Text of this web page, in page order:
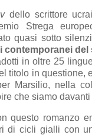
dello scrittore
Strega
quasi sotto
contemporanei del
in oltre 25
titolo in questione,
Marsilio, nella
che siamo
questo romanzo
di cicli gialli con